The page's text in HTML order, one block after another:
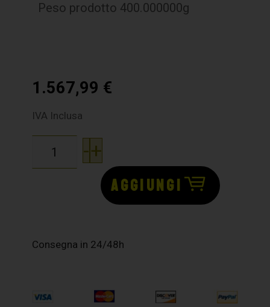
Peso prodotto 400.000000g
1.567,99 €
IVA Inclusa
-+
AGGIUNGI
Consegna in 24/48h